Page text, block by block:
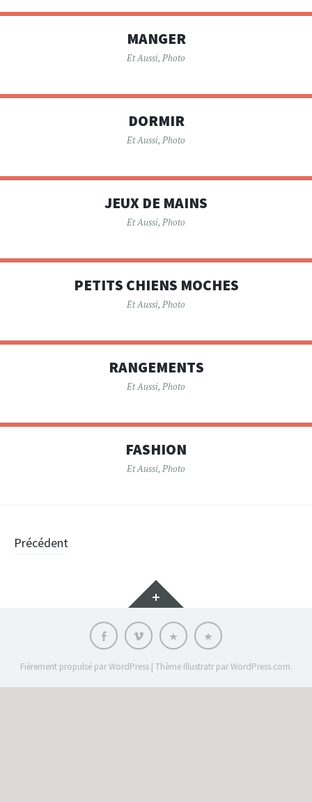
MANGER
Et Aussi, Photo
DORMIR
Et Aussi, Photo
JEUX DE MAINS
Et Aussi, Photo
PETITS CHIENS MOCHES
Et Aussi, Photo
RANGEMENTS
Et Aussi, Photo
FASHION
Et Aussi, Photo
Navigation
Précédent
Gadgets
Facebookvimeo C’est
qui
?
Langue
Fièrement propulsé par WordPress | Thème Illustratr parWordPress.com.